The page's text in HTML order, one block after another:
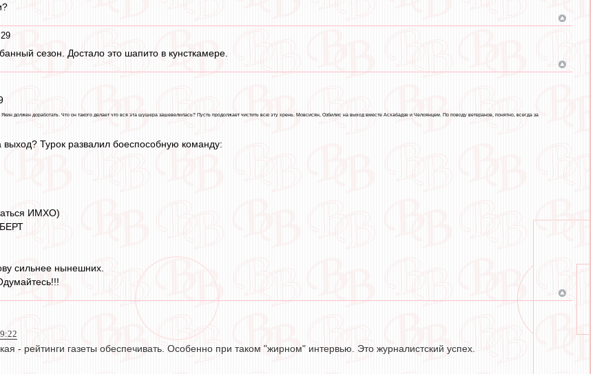
сезон. Достало это шапито в кунсткамере.
должен доработать. Что он такого делает что вся эта шушера зашевелилась? Пусть продолжает чистить всю эту хрень. Мовсисян, Озбилис на выход вместе Асхабадзе и Челоянцем. По поводу ветеранов, понятно, всегда за
выход? Турок развалил боеспособную команду:
ИМХО)
сильнее нынешних.
- рейтинги газеты обеспечивать. Особенно при таком "жирном" интервью. Это журналистский успех.